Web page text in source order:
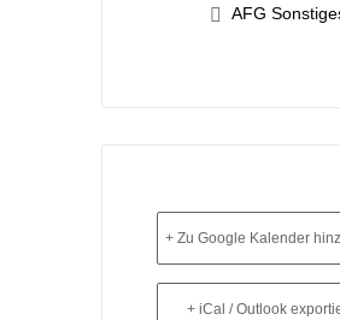
AFG
+ Zu Google Kalender
+ iCal / Outlook